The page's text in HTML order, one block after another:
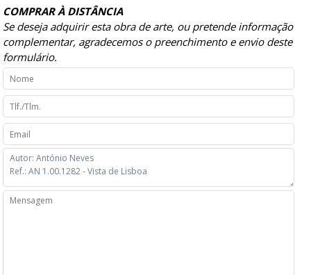
COMPRAR À DISTÂNCIA
Se deseja adquirir esta obra de arte, ou pretende informação
complementar, agradecemos o preenchimento e envio deste
formulário.